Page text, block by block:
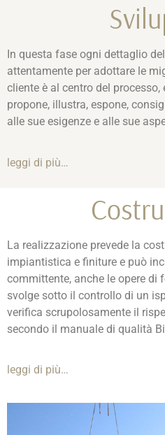
In questa fase ogni dettaglio
attentamente per adottare le
cliente è al centro del
propone, illustra, espone,
alle sue esigenze e alle sue
leggi di più…
La realizzazione prevede la
impiantistica e finiture e può
committente, anche le opere di
svolge sotto il controllo di un
verifica scrupolosamente il
secondo il manuale di qualità
leggi di più…